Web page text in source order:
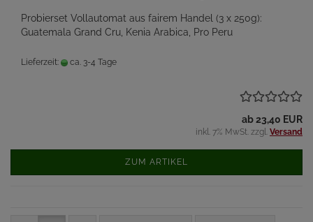
Probierset Vollautomat aus fairem Handel (3 x 250g):
Guatemala Grand Cru, Kenia Arabica, Pro Peru
Lieferzeit: ca. 3-4 Tage
ab 23,40 EUR
inkl. 7% MwSt. zzgl. Versand
ZUM ARTIKEL